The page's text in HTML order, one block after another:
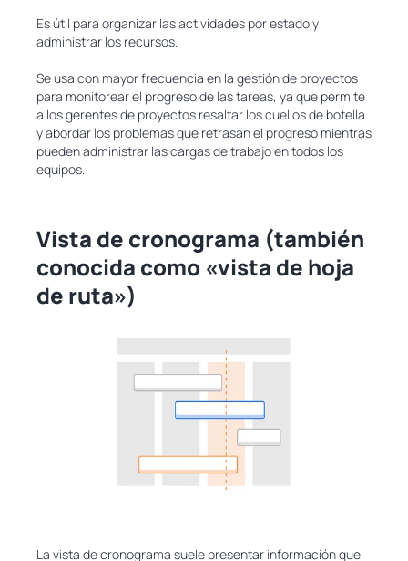
Es útil para organizar las actividades por estado y
administrar los recursos.
Se usa con mayor frecuencia en la gestión de proyectos
para monitorear el progreso de las tareas, ya que permite
a los gerentes de proyectos resaltar los cuellos de botella
y abordar los problemas que retrasan el progreso mientras
pueden administrar las cargas de trabajo en todos los
equipos.
Vista de cronograma (también
conocida como «vista de hoja
de ruta»)
La vista de cronograma suele presentar información que